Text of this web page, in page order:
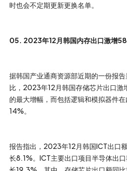
时也会不定期更新更换名单。
05. 2023年12月韩国内存出口激增
据韩国产业通商资源部近期的一份报
比，2023年12月韩国存储芯片出口
的最大增幅，而包括逻辑和模拟器件
14%。
报告指出，2023年12月韩国ICT出口
长8.1%。ICT主要出口项目半导体出